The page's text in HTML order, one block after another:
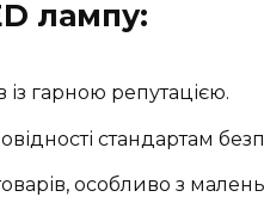
лампу:
гарною репутацією.
стандартам
особливо з